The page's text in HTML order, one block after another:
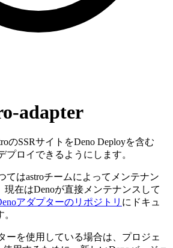
adapter
のSSRサイトをDeno Deployを含む
プロイできるようにします。
てはastroチームによってメンテナン
現在はDenoが直接メンテナンスして
アダプターのリポジトリ にドキュ
ーを使用している場合は、プロジェ